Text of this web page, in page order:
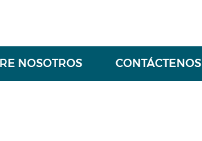
NOSOTROS CONTÁCTENOS